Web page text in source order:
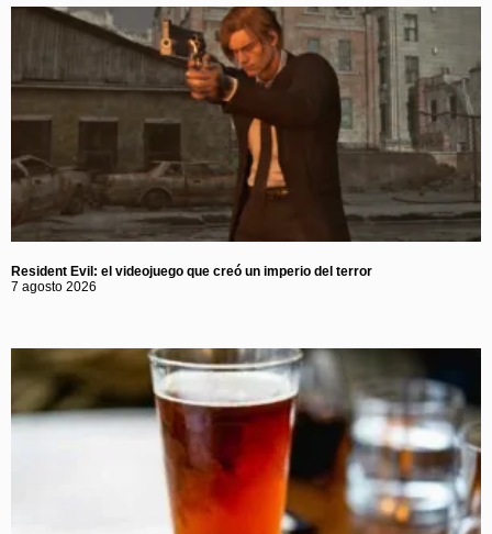
Resident Evil: el videojuego que creó un imperio del terror
7 agosto 2026